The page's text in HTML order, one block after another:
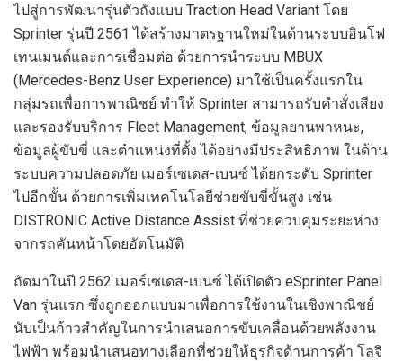
ไปสู่การพัฒนารุ่นตัวถังแบบ Traction Head Variant โดย
Sprinter รุ่นปี 2561 ได้สร้างมาตรฐานใหม่ในด้านระบบอินโฟ
เทนเมนต์และการเชื่อมต่อ ด้วยการนำระบบ MBUX
(Mercedes-Benz User Experience) มาใช้เป็นครั้งแรกใน
กลุ่มรถเพื่อการพาณิชย์ ทำให้ Sprinter สามารถรับคำสั่งเสียง
และรองรับบริการ Fleet Management, ข้อมูลยานพาหนะ,
ข้อมูลผู้ขับขี่ และตำแหน่งที่ตั้ง ได้อย่างมีประสิทธิภาพ ในด้าน
ระบบความปลอดภัย เมอร์เซเดส-เบนซ์ ได้ยกระดับ Sprinter
ไปอีกขั้น ด้วยการเพิ่มเทคโนโลยีช่วยขับขี่ขั้นสูง เช่น
DISTRONIC Active Distance Assist ที่ช่วยควบคุมระยะห่าง
จากรถคันหน้าโดยอัตโนมัติ
ถัดมาในปี 2562 เมอร์เซเดส-เบนซ์ ได้เปิดตัว eSprinter Panel
Van รุ่นแรก ซึ่งถูกออกแบบมาเพื่อการใช้งานในเชิงพาณิชย์
นับเป็นก้าวสำคัญในการนำเสนอการขับเคลื่อนด้วยพลังงาน
ไฟฟ้า พร้อมนำเสนอทางเลือกที่ช่วยให้ธุรกิจด้านการค้า โลจิ